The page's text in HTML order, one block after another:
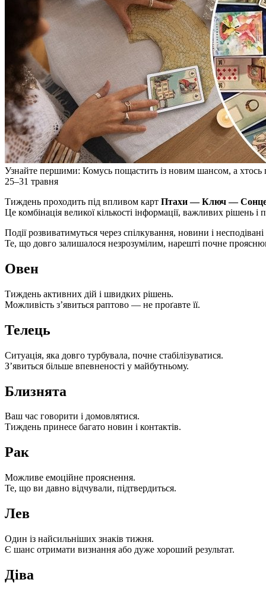
Узнайте першими: Комусь пощастить із новим шансом, а хтось
25–31 травня
Тиждень проходить під впливом карт Птахи — Ключ —
Це комбінація великої кількості інформації, важливих рішень і
Події розвиватимуться через спілкування, новини і
Те, що довго залишалося незрозумілим, нарешті почне
Овен
Тиждень активних дій і швидких рішень.
Можливість з’явиться раптово — не проґавте її.
Телець
Ситуація, яка довго турбувала, почне стабілізуватися.
З’явиться більше впевненості у майбутньому.
Близнята
Ваш час говорити і домовлятися.
Тиждень принесе багато новин і контактів.
Рак
Можливе емоційне прояснення.
Те, що ви давно відчували, підтвердиться.
Лев
Один із найсильніших знаків тижня.
Є шанс отримати визнання або дуже хороший результат.
Діва